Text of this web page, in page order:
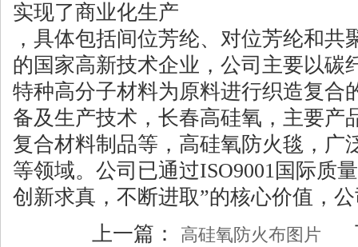
实现了商业化生产
，具体包括间位芳纶、对位芳纶和
的国家高新技术企业，公司主要以碳
特种高分子材料为原料进行织造复合
备及生产技术，长春高硅氧，主要产
复合材料制品等，高硅氧防火毯，广
等领域。公司已通过ISO9001国际质
创新求真，不断进取”的核心价值，
上一篇：
高硅氧防火布图片